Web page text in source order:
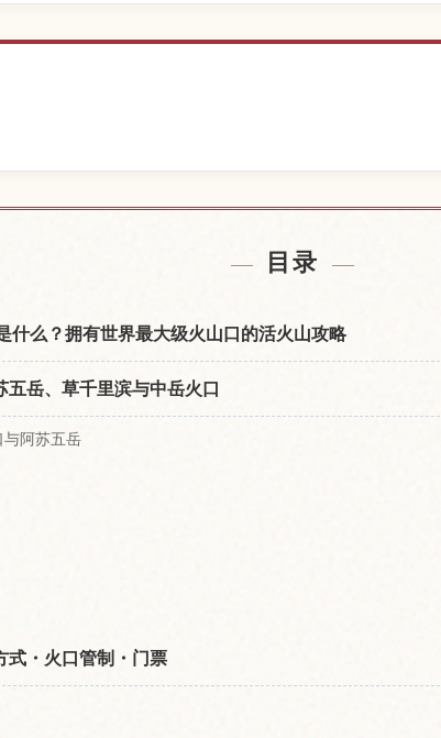
目录
么？拥有世界最大级火山口的活火山攻略
五岳、草千里滨与中岳火口
与阿苏五岳
式・火口管制・门票